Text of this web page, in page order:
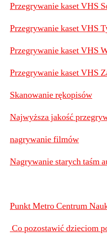
Przegrywanie kaset VHS
Przegrywanie kaset VHS
Przegrywanie kaset VHS
Przegrywanie kaset VHS
Skanowanie rękopisów
Najwyższa jakość
nagrywanie filmów
Nagrywanie starych taśm
Punkt Metro Centrum
Co pozostawić dzieciom